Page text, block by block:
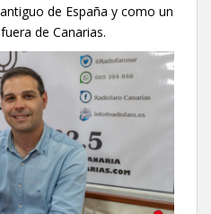
de España y como un
de Canarias.